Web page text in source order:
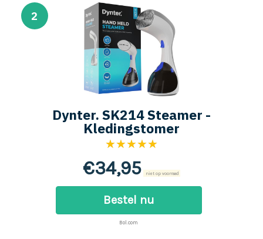
Dynter. SK214 Steamer -
Kledingstomer
★★★★★
€34,95 niet op voorraad
Bestel nu
Bol.com
2